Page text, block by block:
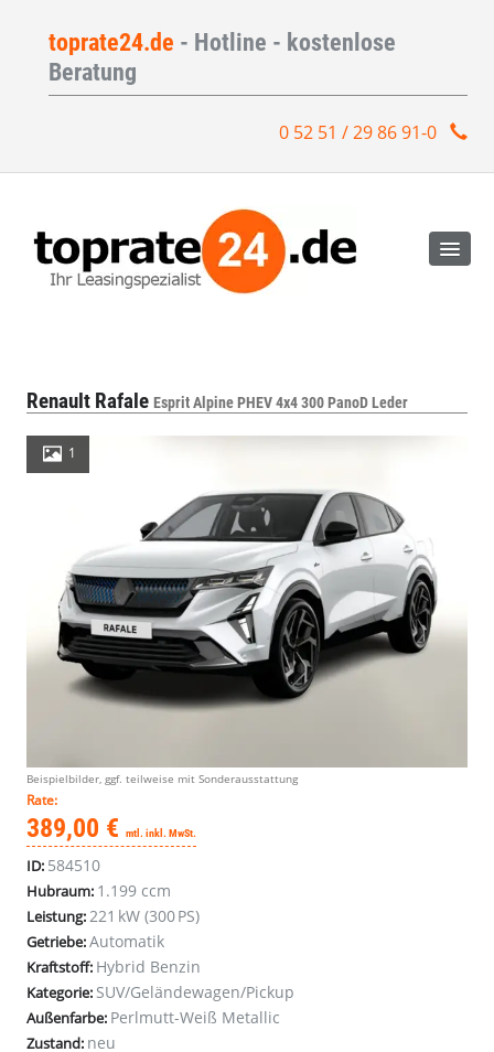
toprate24.de - Hotline - kostenlose
Beratung
0 52 51 / 29 86 91-0
Renault Rafale Esprit Alpine PHEV 4x4 300 PanoD Leder
1
Beispielbilder, ggf. teilweise mit Sonderausstattung
Rate:
389,00 € mtl. inkl. MwSt.
ID: 584510
Hubraum: 1.199 ccm
Leistung: 221 kW (300 PS)
Getriebe:Automatik
Kraftstoff: Hybrid Benzin
Kategorie: SUV/Geländewagen/Pickup
Außenfarbe: Perlmutt-Weiß Metallic
Zustand: neu